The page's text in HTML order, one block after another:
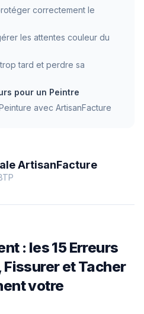
correctement le
les attentes couleur du
trop tard et perdre sa
pour un Peintre
avec ArtisanFacture
ArtisanFacture
: les 15 Erreurs
Fissurer et Tacher
votre